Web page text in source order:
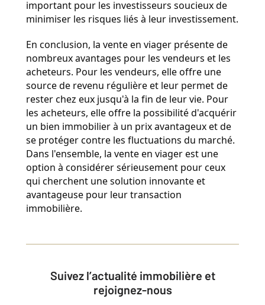
important pour les investisseurs soucieux de
minimiser les risques liés à leur investissement.
En conclusion, la vente en viager présente de
nombreux avantages pour les vendeurs et les
acheteurs. Pour les vendeurs, elle offre une
source de revenu régulière et leur permet de
rester chez eux jusqu'à la fin de leur vie. Pour
les acheteurs, elle offre la possibilité d'acquérir
un bien immobilier à un prix avantageux et de
se protéger contre les fluctuations du marché.
Dans l'ensemble, la vente en viager est une
option à considérer sérieusement pour ceux
qui cherchent une solution innovante et
avantageuse pour leur transaction
immobilière.
Suivez l’actualité immobilière et
rejoignez-nous